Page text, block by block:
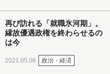
再び訪れる「就職氷河期」。
縁故優遇政権を終わらせるの
は今
2021.05.06 政治・経済